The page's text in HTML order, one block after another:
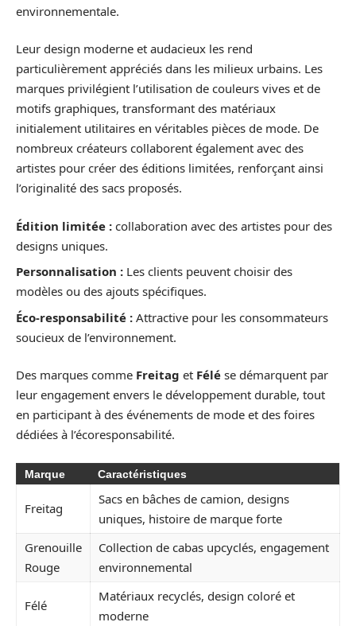
environnementale.
Leur design moderne et audacieux les rend
particulièrement appréciés dans les milieux urbains. Les
marques privilégient l’utilisation de couleurs vives et de
motifs graphiques, transformant des matériaux
initialement utilitaires en véritables pièces de mode. De
nombreux créateurs collaborent également avec des
artistes pour créer des éditions limitées, renforçant ainsi
l’originalité des sacs proposés.
Édition limitée : collaboration avec des artistes pour des
designs uniques.
Personnalisation : Les clients peuvent choisir des
modèles ou des ajouts spécifiques.
Éco-responsabilité : Attractive pour les consommateurs
soucieux de l’environnement.
Des marques comme Freitag et Félé se démarquent par
leur engagement envers le développement durable, tout
en participant à des événements de mode et des foires
dédiées à l’écoresponsabilité.
Marque Caractéristiques
Freitag
Sacs en bâches de camion, designs
uniques, histoire de marque forte
Grenouille
Rouge
Collection de cabas upcyclés, engagement
environnemental
Félé
Matériaux recyclés, design coloré et
moderne